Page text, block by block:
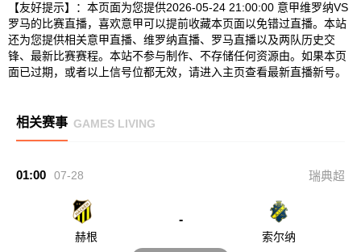
【友好提示】：本页面为您提供2026-05-24 21:00:00 意甲维罗纳VS
罗马的比赛直播，喜欢意甲可以提前收藏本页面以免错过直播。本站
还为您提供相关意甲直播、维罗纳直播、罗马直播以及两队历史交
锋、最新比赛赛程。本站不参与制作、不存储任何资源由。如果本页
面已过期，或者以上信号位都无效，请进入主页查看最新直播新号。
相关赛事 GAMES LIVING
01:00 07-28 瑞典超
赫根
-
索尔纳